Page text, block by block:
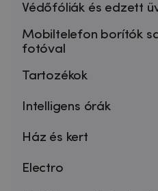
Védőfóliák és edzett
Mobiltelefon borítók
fotóval
Tartozékok
Intelligens órák
Ház és kert
Electro